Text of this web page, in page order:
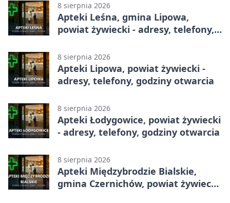
8 sierpnia 2026
Apteki Leśna, gmina Lipowa,
powiat żywiecki - adresy, telefony,
8 sierpnia 2026
Apteki Lipowa, powiat żywiecki -
adresy, telefony, godziny otwarcia
8 sierpnia 2026
Apteki Łodygowice, powiat żywiecki
- adresy, telefony, godziny otwarcia
8 sierpnia 2026
Apteki Międzybrodzie Bialskie,
gmina Czernichów, powiat żywiecki